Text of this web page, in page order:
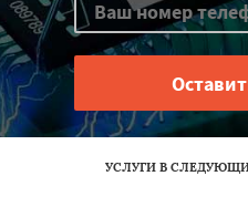
УСЛУГИ В